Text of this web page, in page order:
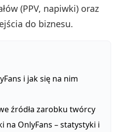
(PPV, napiwki) oraz
do biznesu.
i jak się na nim
źródła zarobku twórcy
na OnlyFans – statystyki i